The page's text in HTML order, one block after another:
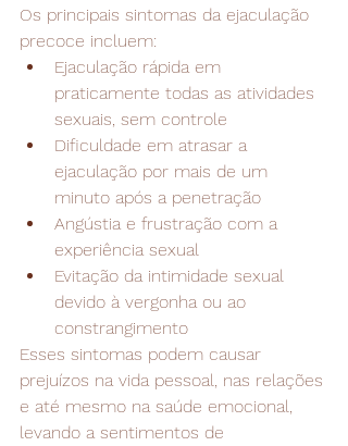
Os principais sintomas da ejaculação
precoce incluem:
Ejaculação rápida em
praticamente todas as atividades
sexuais, sem controle
Dificuldade em atrasar a
ejaculação por mais de um
minuto após a penetração
Angústia e frustração com a
experiência sexual
Evitação da intimidade sexual
devido à vergonha ou ao
constrangimento
Esses sintomas podem causar
prejuízos na vida pessoal, nas relações
e até mesmo na saúde emocional,
levando a sentimentos de